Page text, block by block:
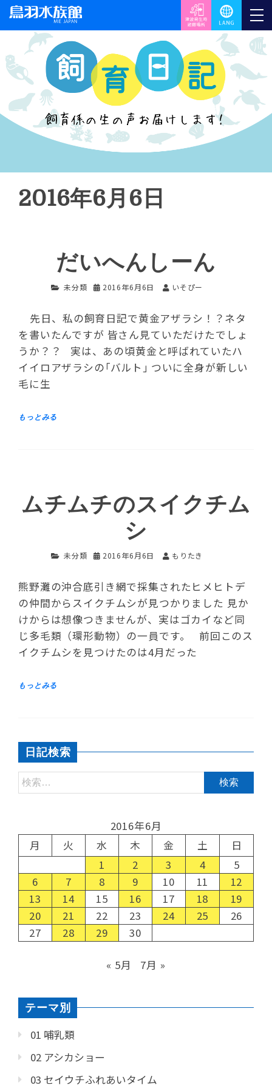
2016年6月6日
だいへんしーん
未分類 2016年6月6日 いそぴー
先日、私の飼育日記で黄金アザラシ！？ネタ
を書いたんですが 皆さん見ていただけたでしょ
うか？？ 実は、あの頃黄金と呼ばれていたハ
イイロアザラシの｢バルト｣ ついに全身が新しい
毛に生
ムチムチのスイクチム
シ
未分類 2016年6月6日 もりたき
熊野灘の沖合底引き網で採集されたヒメヒトデ
の仲間からスイクチムシが見つかりました 見か
けからは想像つきませんが、実はゴカイなど同
じ多毛類（環形動物）の一員です。 前回このス
イクチムシを見つけたのは4月だった
日記検索
2016年6月
月
火 水 木 金 土
日
1
2 3 4
5
6
7 8 9 10 11
12
13
14 15 16 17 18
19
20
21 22 23 24 25
26
27
28 29 30
« 5月 7月 »
テーマ別
01 哺乳類
02 アシカショー
03 セイウチふれあいタイム